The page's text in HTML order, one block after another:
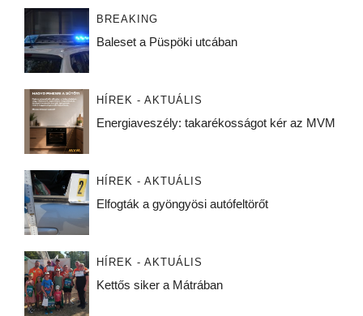
BREAKING
Baleset a Püspöki utcában
HÍREK - AKTUÁLIS
Energiaveszély: takarékosságot kér az MVM
HÍREK - AKTUÁLIS
Elfogták a gyöngyösi autófeltörőt
HÍREK - AKTUÁLIS
Kettős siker a Mátrában